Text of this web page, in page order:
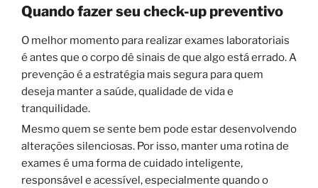
Quando fazer seu check-up preventivo
O melhor momento para realizar exames laboratoriais
é antes que o corpo dê sinais de que algo está errado. A
prevenção é a estratégia mais segura para quem
deseja manter a saúde, qualidade de vida e
tranquilidade.
Mesmo quem se sente bem pode estar desenvolvendo
alterações silenciosas. Por isso, manter uma rotina de
exames é uma forma de cuidado inteligente,
responsável e acessível, especialmente quando o